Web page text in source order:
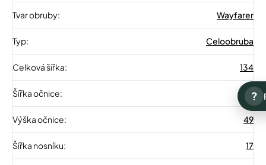
Tvar obruby: Wayfarer
Typ: Celoobruba
Celková šířka: 134
Šířka očnice: 55
Výška očnice: 49
Šířka nosníku: 17
?